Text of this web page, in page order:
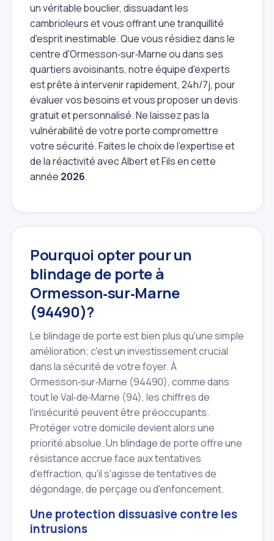
un véritable bouclier, dissuadant les
cambrioleurs et vous offrant une tranquillité
d'esprit inestimable. Que vous résidiez dans le
centre d'Ormesson‑sur‑Marne ou dans ses
quartiers avoisinants, notre équipe d'experts
est prête à intervenir rapidement, 24h/7j, pour
évaluer vos besoins et vous proposer un devis
gratuit et personnalisé. Ne laissez pas la
vulnérabilité de votre porte compromettre
votre sécurité. Faites le choix de l'expertise et
de la réactivité avec Albert et Fils en cette
année 2026.
Pourquoi opter pour un
blindage de porte à
Ormesson‑sur‑Marne
(94490)?
Le blindage de porte est bien plus qu'une simple
amélioration; c'est un investissement crucial
dans la sécurité de votre foyer. À
Ormesson‑sur‑Marne (94490), comme dans
tout le Val‑de‑Marne (94), les chiffres de
l'insécurité peuvent être préoccupants.
Protéger votre domicile devient alors une
priorité absolue. Un blindage de porte offre une
résistance accrue face aux tentatives
d'effraction, qu'il s'agisse de tentatives de
dégondage, de perçage ou d'enfoncement.
Une protection dissuasive contre les
intrusions